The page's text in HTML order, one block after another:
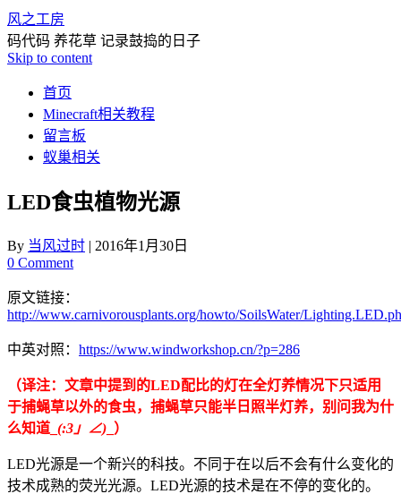
风之工房
码代码 养花草 记录鼓捣的日子
Skip to content
首页
Minecraft相关教程
留言板
蚁巢相关
LED食虫植物光源
By 当风过时 | 2016年1月30日
0 Comment
原文链接：
http://www.carnivorousplants.org/howto/SoilsWater/
中英对照： https://www.windworkshop.cn/?p=286
（译注：文章中提到的LED配比的灯在全灯养情况下只适用
于捕蝇草以外的食虫，捕蝇草只能半日照半灯养，别问我为什
么知道_ (:3」∠) _）
LED光源是一个新兴的科技。不同于在以后不会有什么变化的
技术成熟的荧光光源。LED光源的技术是在不停的变化的。